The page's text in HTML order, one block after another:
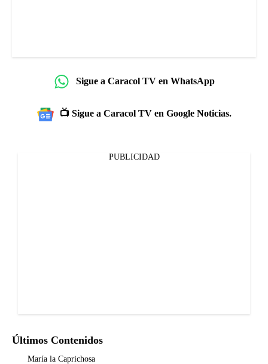
Sigue a Caracol TV en WhatsApp
📺 Sigue a Caracol TV en Google Noticias.
PUBLICIDAD
Últimos Contenidos
María la Caprichosa